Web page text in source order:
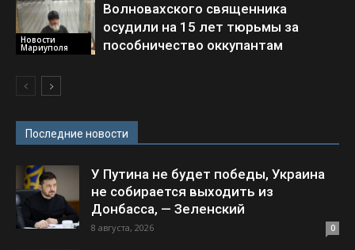
Новости
Мариуполя
Волновахского священника
осудили на 15 лет тюрьмы за
пособничество оккупантам
Последние новости
У Путина не будет победы, Украина
не собирается выходить из
Донбасса, — Зеленский
8 августа, 2026 0